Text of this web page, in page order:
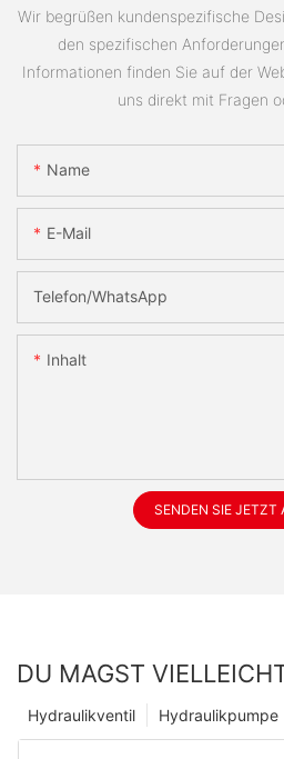
Wir begrüßen kundenspezifische
den spezifischen
Informationen finden Sie auf der
uns direkt mit Fragen
Name
E-Mail
Telefon/WhatsApp
Inhalt
SENDEN SIE JETZT
DU MAGST
Hydraulikpumpe
Hydraulikventil